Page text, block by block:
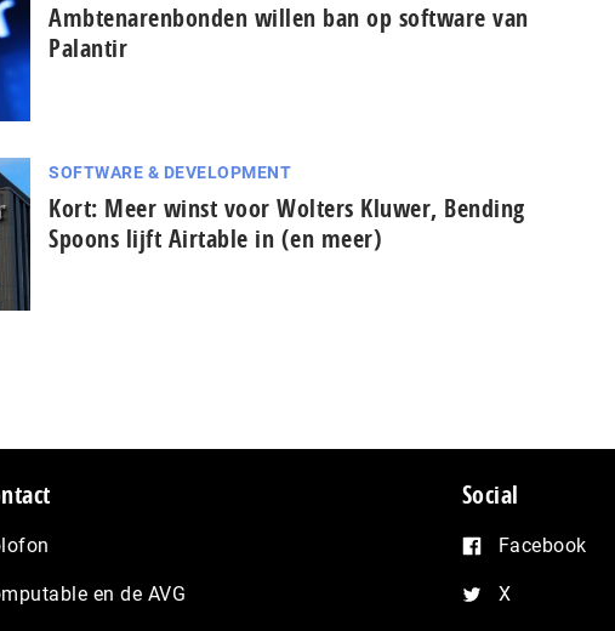
Ambtenarenbonden willen ban op software van
Palantir
SOFTWARE & DEVELOPMENT
Kort: Meer winst voor Wolters Kluwer, Bending
Spoons lijft Airtable in (en meer)
en de AVG
Social
Facebook
X